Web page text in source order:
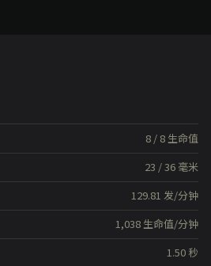
8 / 8 生命值
23 /36 毫米
129.81 发/分钟
1,038 生命值/分钟
1.50 秒